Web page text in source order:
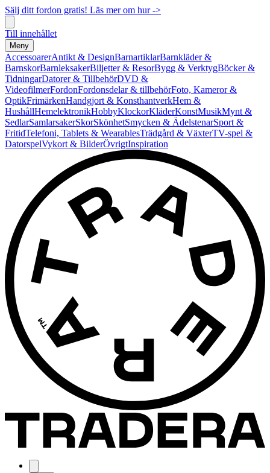
Sälj ditt fordon gratis! Läs mer om hur ->
Till innehållet
Meny
AccessoarerAntikt & DesignBarnartiklarBarnkläder &
BarnskorBarnleksakerBiljetter & ResorBygg & VerktygBöcker &
TidningarDatorer & TillbehörDVD &
VideofilmerFordonFordonsdelar & tillbehörFoto, Kameror &
OptikFrimärkenHandgjort & KonsthantverkHem &
HushållHemelektronikHobbyKlockorKläderKonstMusikMynt &
SedlarSamlarsakerSkorSkönhetSmycken & ÄdelstenarSport &
FritidTelefoni, Tablets & WearablesTrädgård & VäxterTV-spel &
DatorspelVykort & BilderÖvrigtInspiration